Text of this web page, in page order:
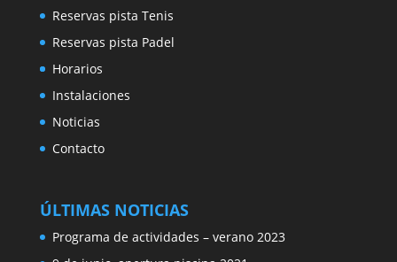
Reservas pista Tenis
Reservas pista Padel
Horarios
Instalaciones
Noticias
Contacto
ÚLTIMAS NOTICIAS
Programa de actividades – verano 2023